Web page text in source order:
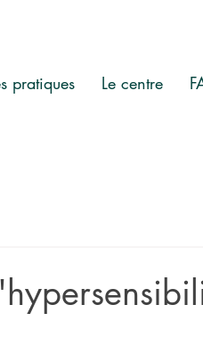
pratiques Le centre